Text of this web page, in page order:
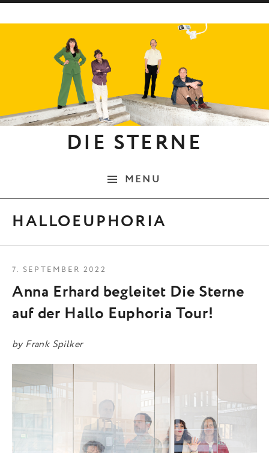
DIE STERNE
MENU
HALLOEUPHORIA
Anna Erhard begleitet Die Sterne
auf der Hallo Euphoria Tour!
by Frank Spilker
7. SEPTEMBER 2022